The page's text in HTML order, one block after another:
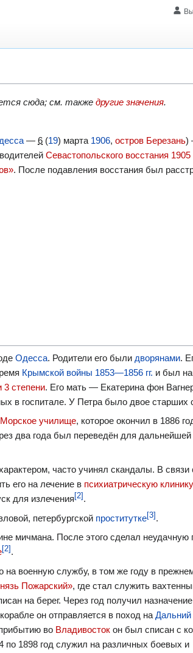
сюда; см. такжедругие значения.
— 6 (19) марта 1906, остров Березань)
Севастопольского восстания 1905
. После подавления восстания был
Одесса. Родители его были дворянами.
Крымской войны 1853—1856 гг. и был
степени. Его мать — Екатерина фон
в госпитале. У Петра было двое старших
Морское училище, которое окончил в 1886
два года был переведён для
часто учинял скандалы. В связи
его на лечение в психиатрическую клинику
для излечения [2] .
петербургской проститутке[3] .
мичмана. После этого сделал неудачную
[2] .
на военную службу, в том же году в
Пожарский», где стал служить
на берег. Через год получил
он отправляется в поход на Дальний
во Владивосток он был списан с
по 1898 год служил на различных боевых и